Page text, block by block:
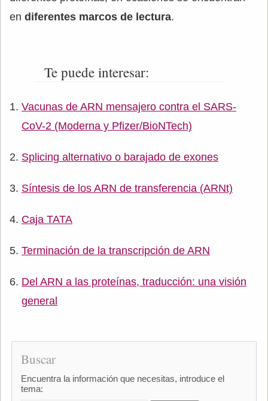
en diferentes marcos de lectura.
Te puede interesar:
Vacunas de ARN mensajero contra el SARS-
CoV-2 (Moderna y Pfizer/BioNTech)
Splicing alternativo o barajado de exones
Síntesis de los ARN de transferencia (ARNt)
Caja TATA
Terminación de la transcripción de ARN
Del ARN a las proteínas, traducción: una visión
general
Buscar
Encuentra la información que necesitas, introduce el
tema: